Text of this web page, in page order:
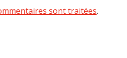
sont traitées.